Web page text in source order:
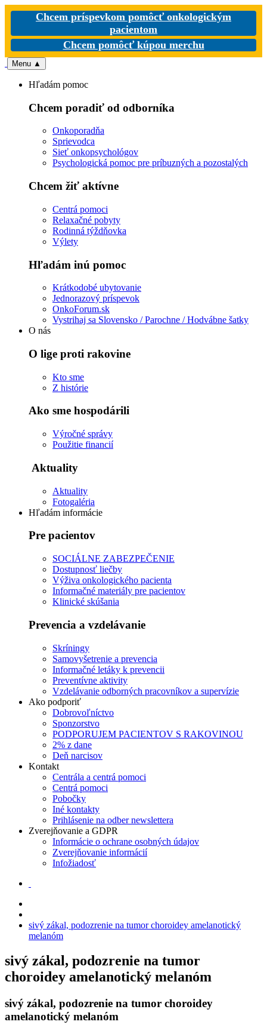
Chcem príspevkom pomôcť onkologickým
pacientom
Chcem pomôcť kúpou merchu
Menu ▲
Hľadám pomoc
Chcem poradiť od odborníka
Onkoporadňa
Sprievodca
Sieť onkopsychológov
Psychologická pomoc pre príbuzných a pozostalých
Chcem žiť aktívne
Centrá pomoci
Relaxačné pobyty
Rodinná týždňovka
Výlety
Hľadám inú pomoc
Krátkodobé ubytovanie
Jednorazový príspevok
OnkoForum.sk
Vystrihaj sa Slovensko / Parochne / Hodvábne šatky
O nás
O lige proti rakovine
Kto sme
Z histórie
Ako sme hospodárili
Výročné správy
Použitie financií
Aktuality
Aktuality
Fotogaléria
Hľadám informácie
Pre pacientov
SOCIÁLNE ZABEZPEČENIE
Dostupnosť liečby
Výživa onkologického pacienta
Informačné materiály pre pacientov
Klinické skúšania
Prevencia a vzdelávanie
Skríningy
Samovyšetrenie a prevencia
Informačné letáky k prevencii
Preventívne aktivity
Vzdelávanie odborných pracovníkov a supervízie
Ako podporiť
Dobrovoľníctvo
Sponzorstvo
PODPORUJEM PACIENTOV S RAKOVINOU
2% z dane
Deň narcisov
Kontakt
Centrála a centrá pomoci
Centrá pomoci
Pobočky
Iné kontakty
Prihlásenie na odber newslettera
Zverejňovanie a GDPR
Informácie o ochrane osobných údajov
Zverejňovanie informácií
Infožiadosť
sivý zákal, podozrenie na tumor choroidey amelanotický
melanóm
sivý zákal, podozrenie na tumor
choroidey amelanotický melanóm
sivý zákal, podozrenie na tumor choroidey
amelanotický melanóm